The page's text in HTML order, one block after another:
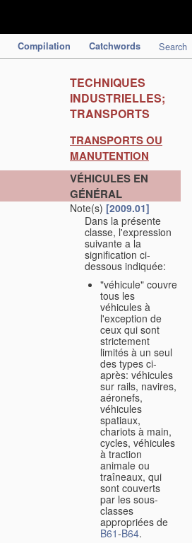
Compilation Catchwords Search
TECHNIQUES
INDUSTRIELLES;
TRANSPORTS
TRANSPORTS OU
MANUTENTION
VÉHICULES EN
GÉNÉRAL
Note(s) [2009.01]
Dans la présente
classe, l'expression
suivante a la
signification ci-
dessous indiquée:
"véhicule" couvre
tous les
véhicules à
l'exception de
ceux qui sont
strictement
limités à un seul
des types ci-
après: véhicules
sur rails, navires,
aéronefs,
véhicules
spatiaux,
chariots à main,
cycles, véhicules
à traction
animale ou
traîneaux, qui
sont couverts
par les sous-
classes
appropriées de
B61-B64.